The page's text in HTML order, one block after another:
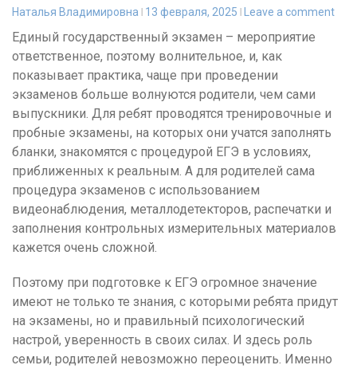
Наталья Владимировна 13 февраля, 2025 Leave a comment
Единый государственный экзамен – мероприятие
ответственное, поэтому волнительное, и, как
показывает практика, чаще при проведении
экзаменов больше волнуются родители, чем сами
выпускники. Для ребят проводятся тренировочные и
пробные экзамены, на которых они учатся заполнять
бланки, знакомятся с процедурой ЕГЭ в условиях,
приближенных к реальным. А для родителей сама
процедура экзаменов с использованием
видеонаблюдения, металлодетекторов, распечатки и
заполнения контрольных измерительных материалов
кажется очень сложной.
Поэтому при подготовке к ЕГЭ огромное значение
имеют не только те знания, с которыми ребята придут
на экзамены, но и правильный психологический
настрой, уверенность в своих силах. И здесь роль
семьи, родителей невозможно переоценить. Именно